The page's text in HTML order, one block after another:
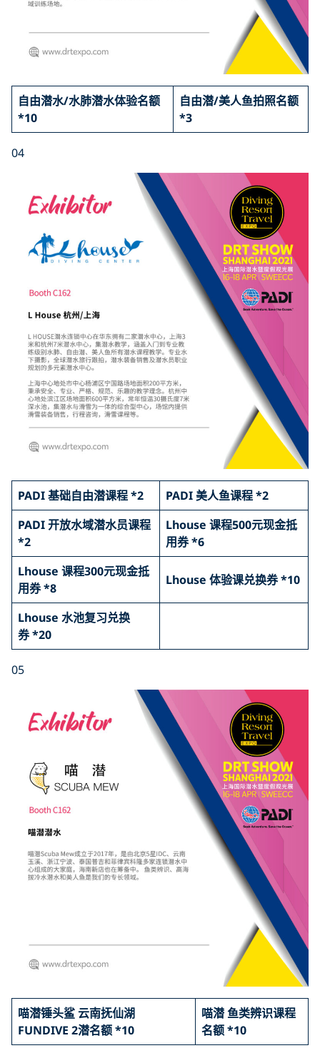
自由潜水/水肺潜水体验名额
*10
自由潜/美人鱼拍照名额
*3
04
PADI 基础自由潜课程 *2
PADI 美人鱼课程 *2
PADI 开放水域潜水员课程
*2
Lhouse 课程500元现金抵
用券 *6
Lhouse 课程300元现金抵
用券 *8
Lhouse 体验课兑换券 *10
Lhouse 水池复习兑换
券 *20
05
喵潜锤头鲨 云南抚仙湖
FUNDIVE 2潜名额 *10
喵潜 鱼类辨识课程
名额 *10